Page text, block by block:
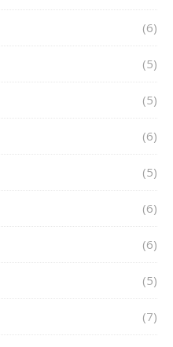
(6)
(5)
(5)
(6)
(5)
(6)
(6)
(5)
(7)